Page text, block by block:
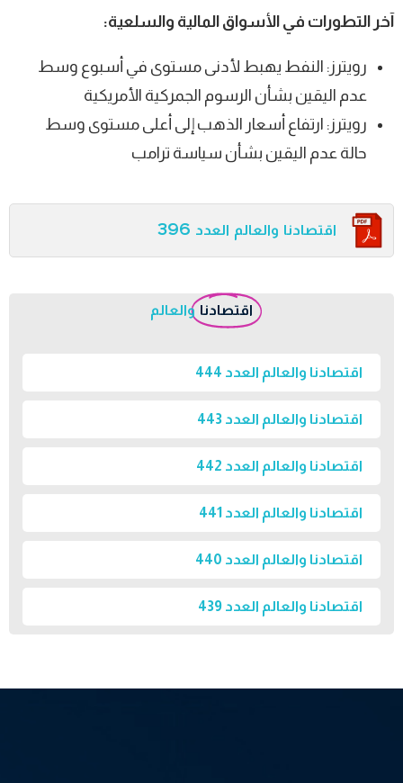
آخر التطورات في الأسواق المالية والسلعية:
رويترز: النفط يهبط لأدنى مستوى في أسبوع وسط
عدم اليقين بشأن الرسوم الجمركية الأمريكية
رويترز: ارتفاع أسعار الذهب إلى أعلى مستوى وسط
حالة عدم اليقين بشأن سياسة ترامب
اقتصادنا والعالم العدد 396
اقتصادنا والعالم
اقتصادنا والعالم العدد 444
اقتصادنا والعالم العدد 443
اقتصادنا والعالم العدد 442
اقتصادنا والعالم العدد 441
اقتصادنا والعالم العدد 440
اقتصادنا والعالم العدد 439